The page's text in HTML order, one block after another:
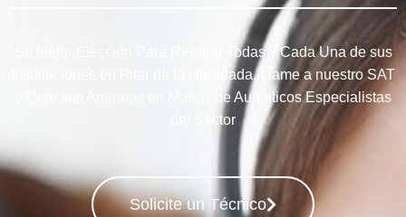
Su Mejor Elección Para Reparar Todas y Cada Una de sus
Instalaciones en Pilar de la Horadada, Llame a nuestro SAT
y Deje sus Aparatos en Manos de Auténticos Especialistas
del Sector
Solicite un Técnico